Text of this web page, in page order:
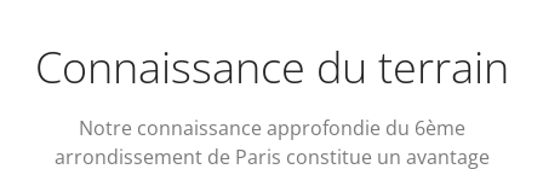
Connaissance du terrain
Notre connaissance approfondie du 6ème
arrondissement de Paris constitue un avantage